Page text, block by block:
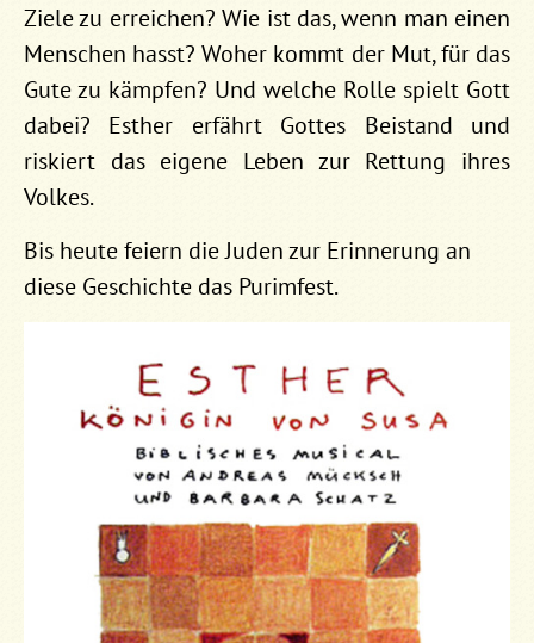
Ziele zu erreichen? Wie ist das, wenn man einen
Menschen hasst? Woher kommt der Mut, für das
Gute zu kämpfen? Und welche Rolle spielt Gott
dabei? Esther erfährt Gottes Beistand und
riskiert das eigene Leben zur Rettung ihres
Volkes.
Bis heute feiern die Juden zur Erinnerung an
diese Geschichte das Purimfest.